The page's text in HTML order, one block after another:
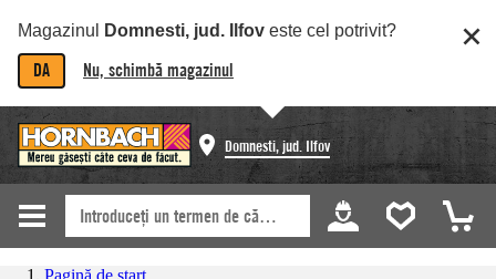
Magazinul Domnesti, jud. Ilfov este cel potrivit?
DA Nu, schimbă magazinul
Domnesti, jud. Ilfov
Pagină de start